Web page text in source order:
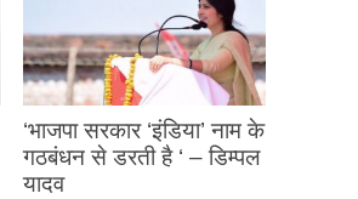
‘भाजपा सरकार ‘इंडिया’ नाम के
गठबंधन से डरती है ‘ – डिम्पल
यादव